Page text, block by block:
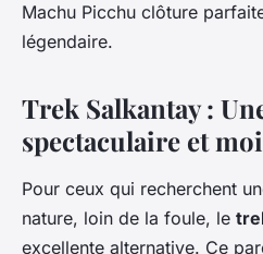
Machu Picchu clôture
légendaire.
Trek Salkantay :
spectaculaire et
Pour ceux qui recherchent
nature, loin de la foule, le
excellente alternative. Ce